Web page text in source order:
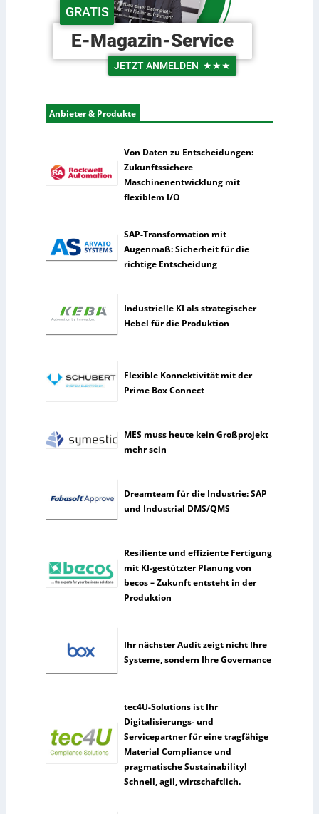
e
r
L
o
s
t
h
e
U
n
r
n
m
e
t
z
e
n
e
ü
n
l
I
n
l
i
g
GRATIS
E-Magazin-Service
JETZT ANMELDEN ★★★
Anbieter & Produkte
Von Daten zu Entscheidungen:
Zukunftssichere
Maschinenentwicklung mit
flexiblem I/O
SAP-Transformation mit
Augenmaß: Sicherheit für die
richtige Entscheidung
Industrielle KI als strategischer
Hebel für die Produktion
Flexible Konnektivität mit der
Prime Box Connect
MES muss heute kein Großprojekt
mehr sein
Dreamteam für die Industrie: SAP
und Industrial DMS/QMS
Resiliente und effiziente Fertigung
mit KI-gestützter Planung von
becos – Zukunft entsteht in der
Produktion
Ihr nächster Audit zeigt nicht Ihre
Systeme, sondern Ihre Governance
tec4U-Solutions ist Ihr
Digitalisierungs- und
Servicepartner für eine tragfähige
Material Compliance und
pragmatische Sustainability!
Schnell, agil, wirtschaftlich.